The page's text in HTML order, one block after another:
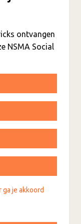
ontvangen
NSMA Social
je akkoord